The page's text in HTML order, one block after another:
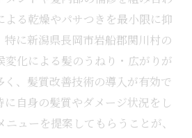
よる乾燥やパサつきを最小限に抑
特に新潟県長岡市岩船郡関川村の
変化による髪のうねり・広がりが
く、髪質改善技術の導入が有効で
に自身の髪質やダメージ状況をし
ューを提案してもらうことが、